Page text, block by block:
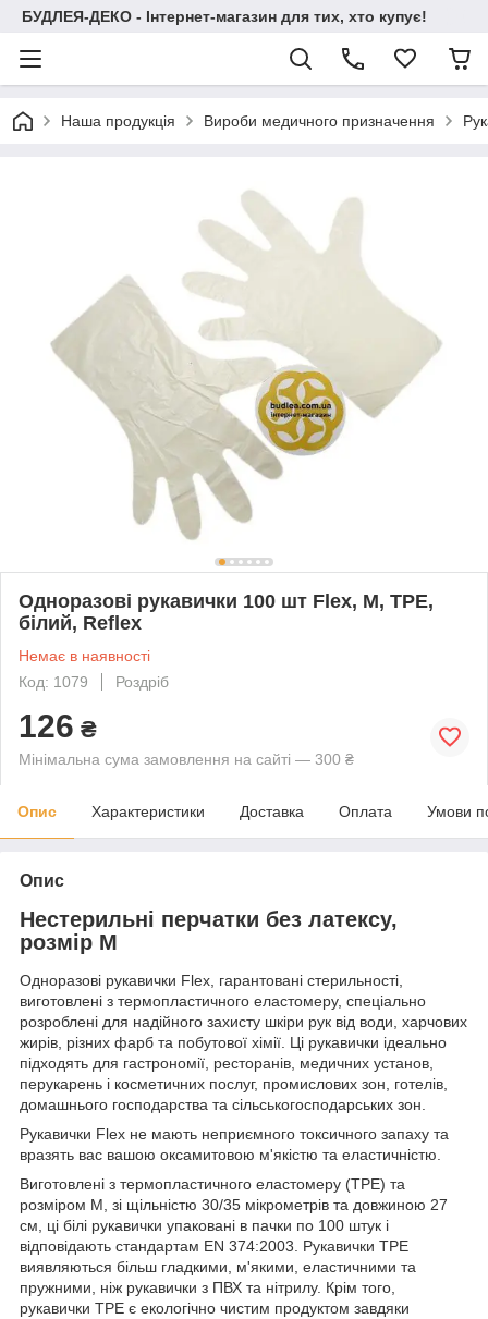
БУДЛЕЯ-ДЕКО - Інтернет-магазин для тих, хто купує!
Наша продукція Вироби медичного призначення
Одноразові рукавички 100 шт Flex, M, TPE,
білий, Reflex
Немає в наявності
Код: 1079
Роздріб
126 ₴
Мінімальна сума замовлення на сайті — 300 ₴
Опис Характеристики Доставка Оплата Умови
Опис
Нестерильні перчатки без латексу,
розмір М
Одноразові рукавички Flex, гарантовані стерильності,
виготовлені з термопластичного еластомеру, спеціально
розроблені для надійного захисту шкіри рук від води, харчових
жирів, різних фарб та побутової хімії. Ці рукавички ідеально
підходять для гастрономії, ресторанів, медичних установ,
перукарень і косметичних послуг, промислових зон, готелів,
домашнього господарства та сільськогосподарських зон.
Рукавички Flex не мають неприємного токсичного запаху та
вразять вас вашою оксамитовою м'якістю та еластичністю.
Виготовлені з термопластичного еластомеру (TPE) та
розміром M, зі щільністю 30/35 мікрометрів та довжиною 27
см, ці білі рукавички упаковані в пачки по 100 штук і
відповідають стандартам EN 374:2003. Рукавички TPE
виявляються більш гладкими, м'якими, еластичними та
пружними, ніж рукавички з ПВХ та нітрилу. Крім того,
рукавички TPE є екологічно чистим продуктом завдяки